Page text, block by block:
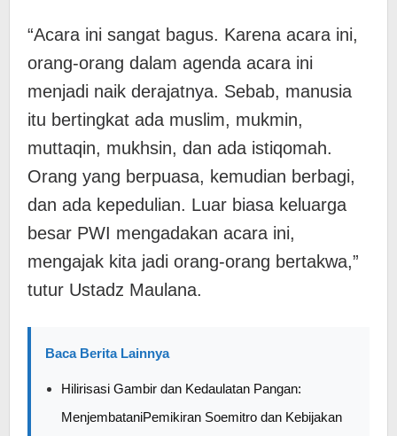
“Acara ini sangat bagus. Karena acara ini,
orang-orang dalam agenda acara ini
menjadi naik derajatnya. Sebab, manusia
itu bertingkat ada muslim, mukmin,
muttaqin, mukhsin, dan ada istiqomah.
Orang yang berpuasa, kemudian berbagi,
dan ada kepedulian. Luar biasa keluarga
besar PWI mengadakan acara ini,
mengajak kita jadi orang-orang bertakwa,”
tutur Ustadz Maulana.
Baca Berita Lainnya
Hilirisasi Gambir dan Kedaulatan Pangan:
MenjembataniPemikiran Soemitro dan Kebijakan